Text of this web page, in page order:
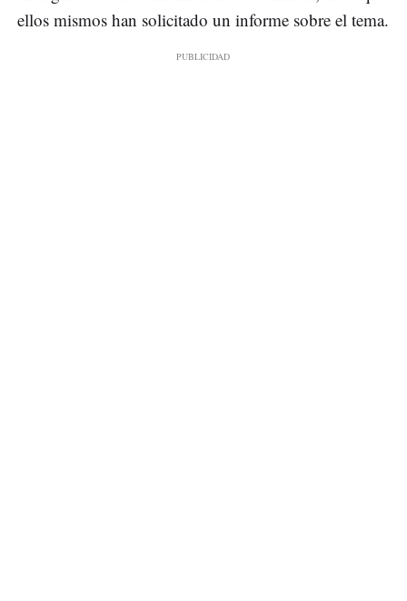
ellos mismos han solicitado un informe sobre el tema.